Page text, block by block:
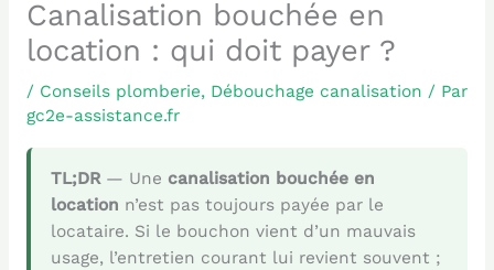
Canalisation bouchée en
location : qui doit payer ?
/ Conseils plomberie, Débouchage canalisation / Par
gc2e-assistance.fr
TL;DR— Une canalisation bouchée en
location n’est pas toujours payée par le
locataire. Si le bouchon vient d’un mauvais
usage, l’entretien courant lui revient souvent ;